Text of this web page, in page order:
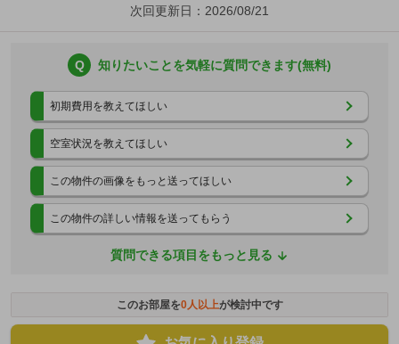
次回更新日：2026/08/21
Q 知りたいことを気軽に質問できます(無料)
初期費用を教えてほしい
空室状況を教えてほしい
この物件の画像をもっと送ってほしい
この物件の詳しい情報を送ってもらう
質問できる項目をもっと見る
このお部屋を0人以上が検討中です